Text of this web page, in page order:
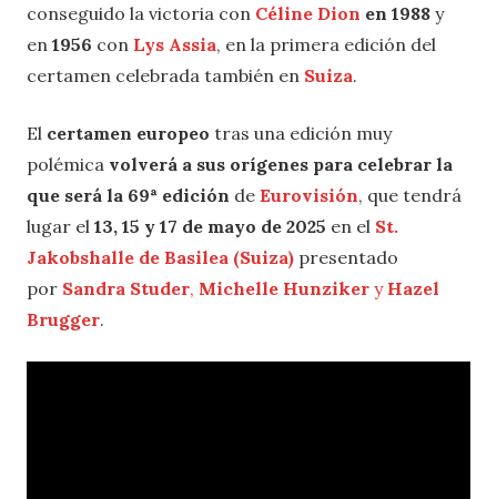
conseguido la victoria con Céline Dion en 1988 y
en 1956 con Lys Assia, en la primera edición del
certamen celebrada también en Suiza.
El certamen europeo tras una edición muy
polémica volverá a sus orígenes para celebrar la
que será la 69ª edición de Eurovisión, que tendrá
lugar el 13, 15 y 17 de mayo de 2025 en el St.
Jakobshalle de Basilea (Suiza) presentado
por Sandra Studer, Michelle Hunziker y Hazel
Brugger.